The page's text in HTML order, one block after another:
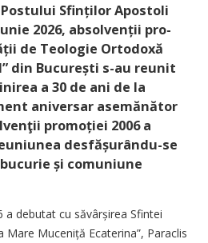
Sfinților Apostoli
2026, absolvenții pro­
de Teologie Ortodoxă
din București s-au reunit
a 30 de ani de la
aniversar asemănător
promo­ției 2006 a
desfășu­rân­du-se
și comuniune
a debutat cu săvârșirea Sfintei
Mare Muceniță Ecaterina”, Paraclis